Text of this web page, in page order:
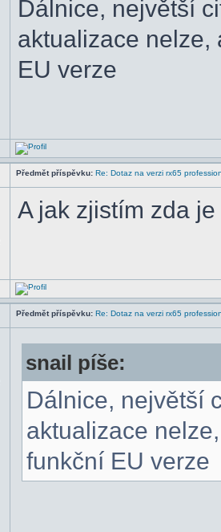
Dálnice, největší
aktualizace nelze,
EU verze
Předmět příspěvku: Re: Dotaz na verzi rx65
A jak zjistím zda
Předmět příspěvku: Re: Dotaz na verzi rx65
snail píše:
Dálnice, největší
aktualizace
funkční EU verze